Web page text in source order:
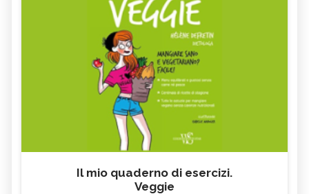
Il mio quaderno di esercizi.
Veggie